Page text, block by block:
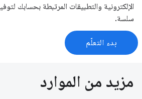
الإلكترونية والتطبيقات المرتبطة بحسابك
سلسة.
بدء التعلّم
مزيد من الموارد